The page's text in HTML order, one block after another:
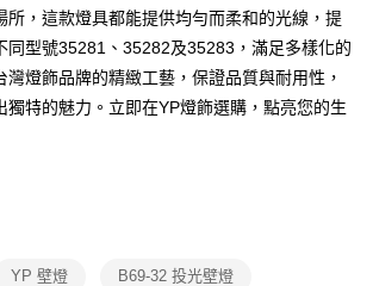
付」】
收到商品之後才付款」的支付方式。 讓您購物簡單
員、不需綁卡、不需儲值。
結帳流程】
AFTEE先享後付」後，將跳轉至「AFTEE先享後付」
證並確認金額後，即可完成結帳。
含以上)免運費
所，這款燈具都能提供均勻而柔和的光線，提
同型號35281、35282及35283，滿足多樣化的
灣燈飾品牌的精緻工藝，保證品質與耐用性，
獨特的魅力。立即在YP燈飾選購，點亮您的生
YP 壁燈 B69-32 投光壁燈